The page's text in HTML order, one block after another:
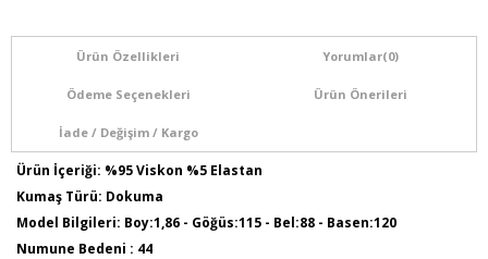
Ürün Özellikleri Yorumlar(0)
Ödeme Seçenekleri Ürün Önerileri
İade / Değişim / Kargo
Ürün İçeriği: %95 Viskon %5 Elastan
Kumaş Türü: Dokuma
Model Bilgileri: Boy:1,86 - Göğüs:115 - Bel:88 - Basen:120
Numune Bedeni : 44